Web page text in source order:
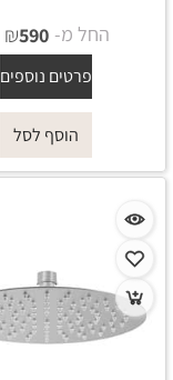
החל מ- ₪590
פרטים נוספים
הוסף לסל